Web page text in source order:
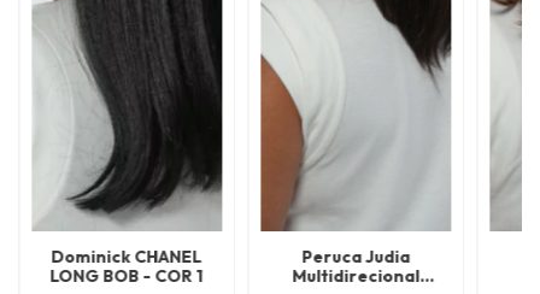
Dominick CHANEL
LONG BOB - COR 1
Peruca Judia
Multidirecional